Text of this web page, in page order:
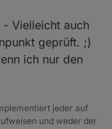
Vielleicht auch
geprüft. ;)
ich nur den
jeder auf
und weder der